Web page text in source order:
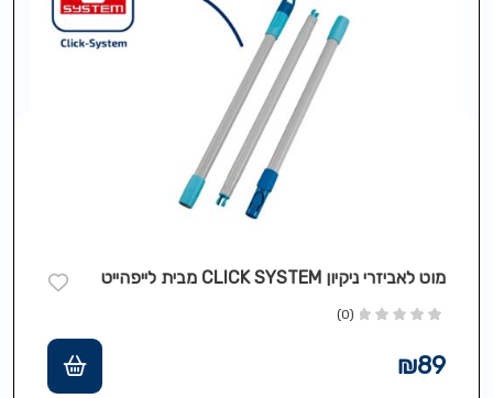
מוט לאביזרי ניקיון CLICK SYSTEM מבית לייפהייט
(0)
₪89